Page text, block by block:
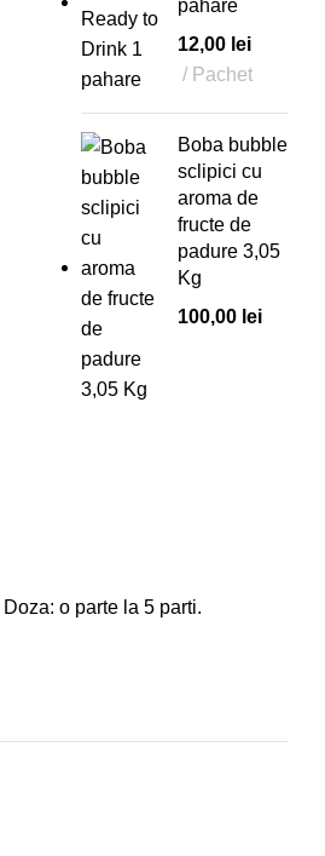
pahare
12,00 lei
Pachet
Boba bubble
sclipici cu
aroma de
fructe de
padure 3,05
Kg
100,00 lei
o parte la 5 parti.